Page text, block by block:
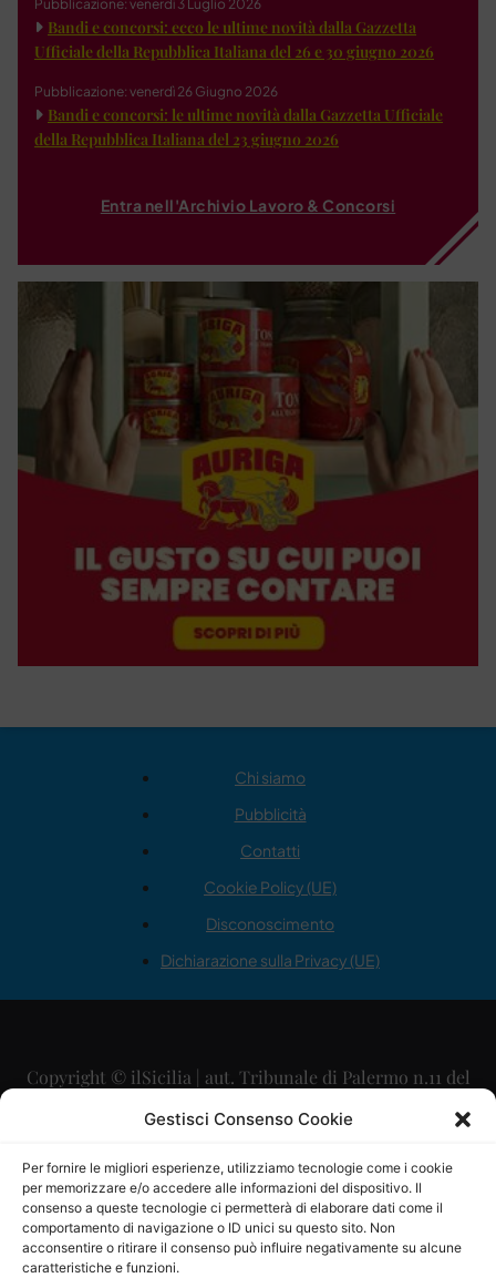
Gestisci Consenso Cookie
Per fornire le migliori esperienze, utilizziamo tecnologie come i cookie
per memorizzare e/o accedere alle informazioni del dispositivo. Il
consenso a queste tecnologie ci permetterà di elaborare dati come il
comportamento di navigazione o ID unici su questo sito. Non
acconsentire o ritirare il consenso può influire negativamente su alcune
caratteristiche e funzioni.
Pubblicazione: venerdì 3 Luglio 2026
Bandi e concorsi: ecco le ultime novità dalla Gazzetta
Ufficiale della Repubblica Italiana del 26 e 30 giugno 2026
Pubblicazione: venerdì 26 Giugno 2026
Bandi e concorsi: le ultime novità dalla Gazzetta Ufficiale
della Repubblica Italiana del 23 giugno 2026
Entra nell'Archivio Lavoro & Concorsi
Chi siamo
Pubblicità
Contatti
Cookie Policy (UE)
Disconoscimento
Dichiarazione sulla Privacy (UE)
Copyright © ilSicilia | aut. Tribunale di Palermo n.11 del
29/09/2015
Direttore Editoriale: Maurizio Scaglione
Direttore Responsabile: Maria Calabrese